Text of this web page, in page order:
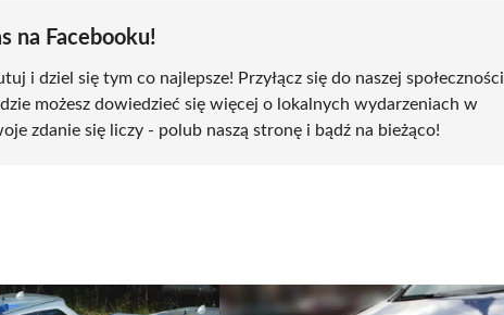
na Facebooku!
i dziel się tym co najlepsze! Przyłącz się do naszej społeczności
możesz dowiedzieć się więcej o lokalnych wydarzeniach w
zdanie się liczy - polub naszą stronę i bądź na bieżąco!